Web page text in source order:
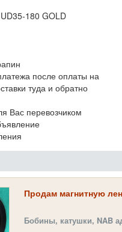
180 GOLD
после оплаты на
туда и обратно
Вас перевозчиком
Продам магнитную
Бобины, катушки, NAB